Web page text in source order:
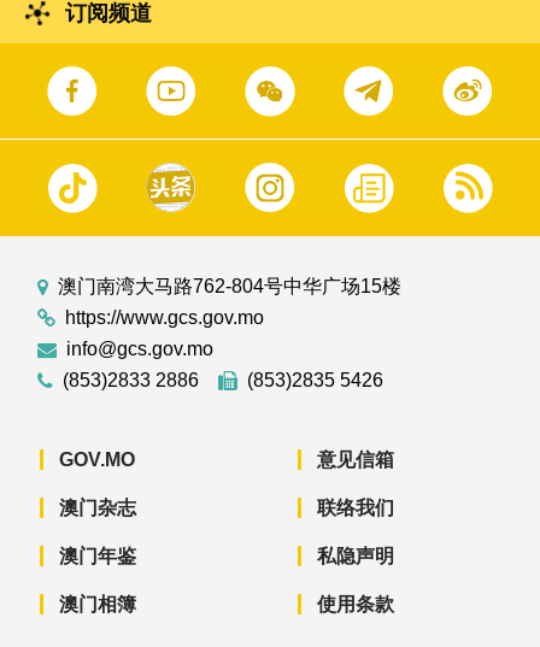
订阅频道
澳门南湾大马路762-804号中华广场15楼
https://www.gcs.gov.mo
info@gcs.gov.mo
(853)2833 2886
(853)2835 5426
GOV.MO
澳门杂志
澳门年鉴
澳门相簿
意见信箱
联络我们
私隐声明
使用条款